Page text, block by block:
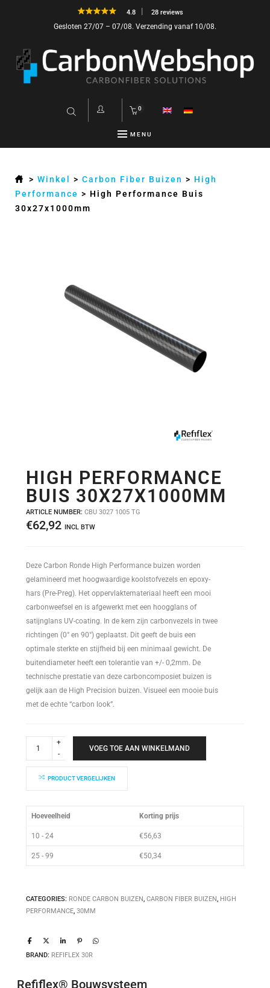
4.8 28 reviews
Gesloten 27/07 – 07/08. Verzending vanaf 10/08.
0
MENU
>Winkel >Carbon Fiber Buizen > High
Performance > High Performance Buis
30x27x1000mm
HIGH PERFORMANCE
BUIS 30X27X1000MM
ARTICLE NUMBER: CBU 3027 1005 TG
€62,92 INCL BTW
Deze Carbon Ronde High Performance buizen worden
gelamineerd met hoogwaardige koolstofvezels en epoxy-
hars (Pre-Preg). Het oppervlaktemateriaal heeft een mooi
carbonweefsel en is afgewerkt met een hoogglans of
satijnglans UV-coating. In de kern zijn carbonvezels in twee
richtingen (0° en 90°) geplaatst. Dit geeft de buis een
optimale sterkte en stijfheid bij een minimaal gewicht. De
buitendiameter heeft een tolerantie van +/- 0,2mm. De
technische prestatie van deze carboncomposiet buizen is
gelijk aan de High Precision buizen. Visueel een mooie buis
met de echte “carbon look”.
Performance
quantity
VOEG TOE AAN WINKELMAND
PRODUCT VERGELIJKEN
Hoeveelheid Korting prijs
10 - 24 €56,63
25 - 99 €50,34
CATEGORIES: RONDE CARBON BUIZEN, CARBON FIBER BUIZEN, HIGH
PERFORMANCE, 30MM
BRAND: REFIFLEX 30R
Refiflex® Bouwsysteem